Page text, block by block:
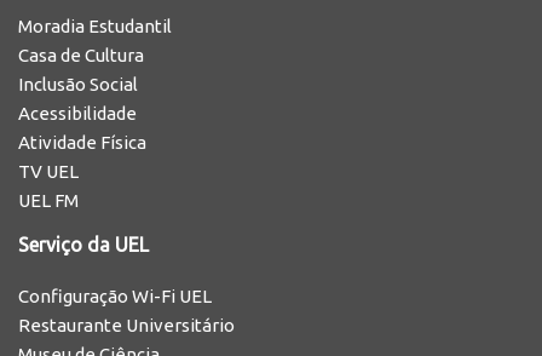
Moradia Estudantil
Casa de Cultura
Inclusão Social
Acessibilidade
Atividade Física
TV UEL
UEL FM
Serviço da UEL
Configuração Wi-Fi UEL
Restaurante Universitário